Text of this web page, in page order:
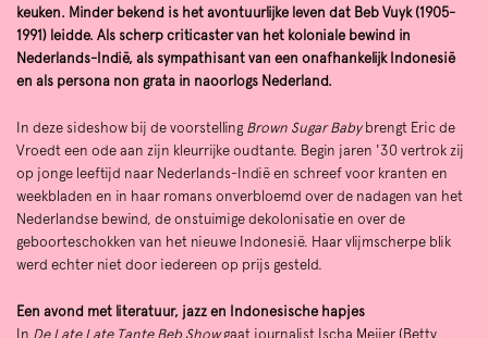
keuken. Minder bekend is het avontuurlijke leven dat Beb Vuyk (1905-
1991) leidde. Als scherp criticaster van het koloniale bewind in
Nederlands-Indië, als sympathisant van een onafhankelijk Indonesië
en als persona non grata in naoorlogs Nederland.
In deze sideshow bij de voorstelling Brown Sugar Baby brengt Eric de
Vroedt een ode aan zijn kleurrijke oudtante. Begin jaren '30 vertrok zij
op jonge leeftijd naar Nederlands-Indië en schreef voor kranten en
weekbladen en in haar romans onverbloemd over de nadagen van het
Nederlandse bewind, de onstuimige dekolonisatie en over de
geboorteschokken van het nieuwe Indonesië. Haar vlijmscherpe blik
werd echter niet door iedereen op prijs gesteld.
Een avond met literatuur, jazz en Indonesische hapjes
In De Late Late Tante Beb Showgaat journalist Ischa Meijer (Betty
Zoom
in